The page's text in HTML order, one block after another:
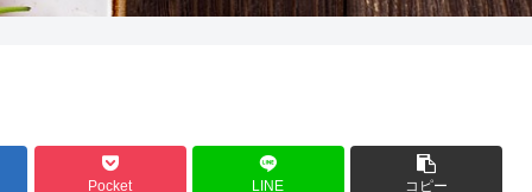
Pocket LINE コピー